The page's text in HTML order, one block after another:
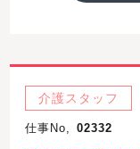
介護スタッフ
仕事No, 02332